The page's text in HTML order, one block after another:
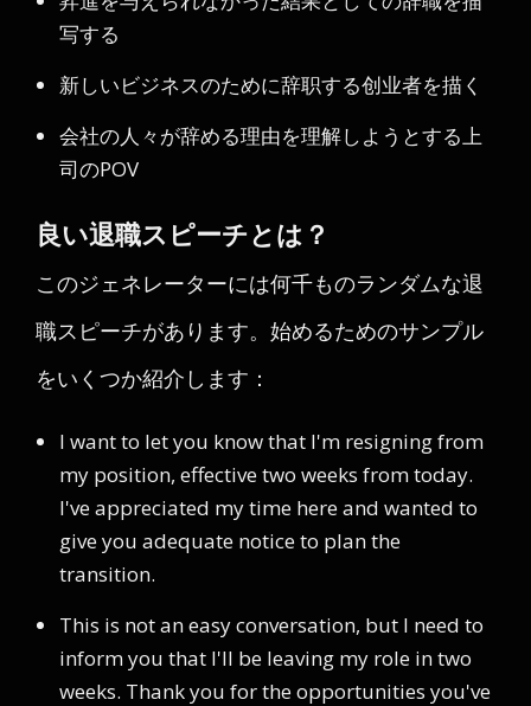
写する
新しいビジネスのために辞职する创业者を描く
会社の人々が辞める理由を理解しようとする上
司のPOV
良い退職スピーチとは？
このジェネレーターには何千ものランダムな退
職スピーチがあります。始めるためのサンプル
をいくつか紹介します：
I want to let you know that I'm resigning from
my position, effective two weeks from today.
I've appreciated my time here and wanted to
give you adequate notice to plan the
transition.
This is not an easy conversation, but I need to
inform you that I'll be leaving my role in two
weeks. Thank you for the opportunities you've